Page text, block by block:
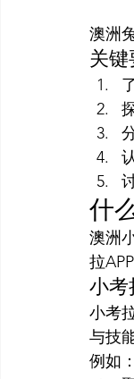
澳洲
关键
什
澳洲
拉
小考
小考
与技
例如：